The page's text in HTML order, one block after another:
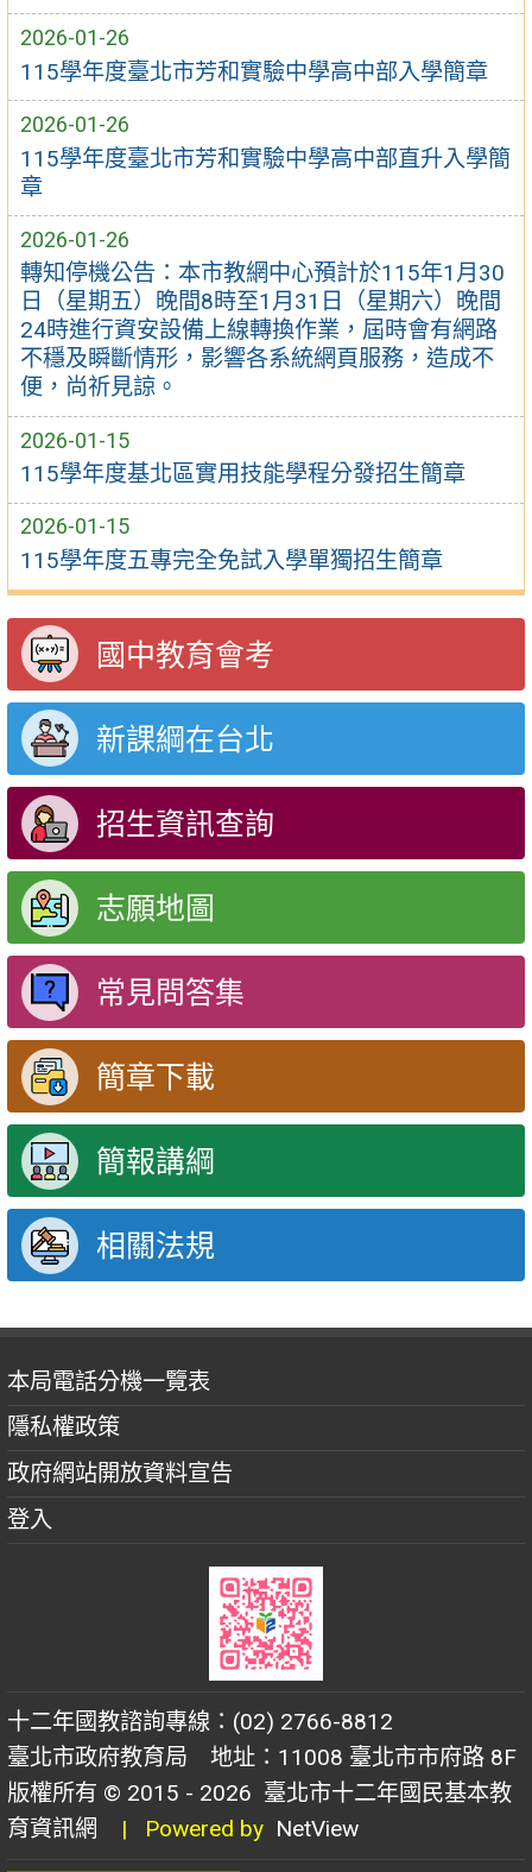
2026-01-26
115學年度臺北市芳和實驗中學高中部入學簡章
2026-01-26
115學年度臺北市芳和實驗中學高中部直升入學簡
章
2026-01-26
轉知停機公告：本市教網中心預計於115年1月30
日（星期五）晚間8時至1月31日（星期六）晚間
24時進行資安設備上線轉換作業，屆時會有網路
不穩及瞬斷情形，影響各系統網頁服務，造成不
便，尚祈見諒。
2026-01-15
115學年度基北區實用技能學程分發招生簡章
2026-01-15
115學年度五專完全免試入學單獨招生簡章
國中教育會考
新課綱在台北
招生資訊查詢
志願地圖
常見問答集
簡章下載
簡報講綱
相關法規
本局電話分機一覽表
隱私權政策
政府網站開放資料宣告
登入
十二年國教諮詢專線：(02) 2766-8812
臺北市政府教育局 地址：11008 臺北市市府路 8F
版權所有 © 2015 - 2026 臺北市十二年國民基本教
育資訊網
| Powered by NetView